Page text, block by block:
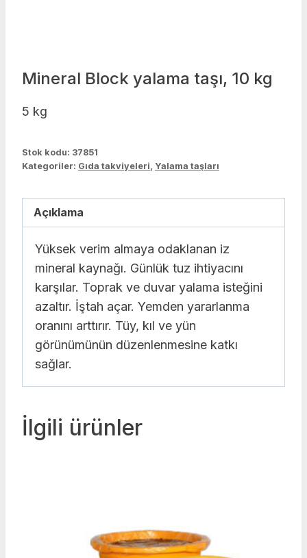
Mineral Block yalama taşı, 10 kg
5 kg
Stok kodu: 37851
Kategoriler: Gıda takviyeleri, Yalama taşları
Açıklama
Yüksek verim almaya odaklanan iz
mineral kaynağı. Günlük tuz ihtiyacını
karşılar. Toprak ve duvar yalama isteğini
azaltır. İştah açar. Yemden yararlanma
oranını arttırır. Tüy, kıl ve yün
görünümünün düzenlenmesine katkı
sağlar.
İlgili ürünler